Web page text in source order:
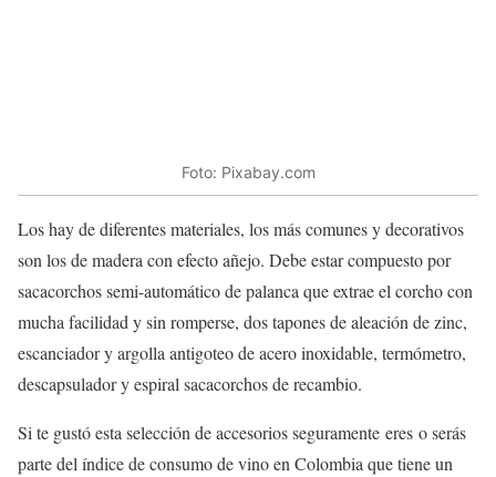
Foto: Pixabay.com
Los hay de diferentes materiales, los más comunes y decorativos
son los de madera con efecto añejo. Debe estar compuesto por
sacacorchos semi-automático de palanca que extrae el corcho con
mucha facilidad y sin romperse, dos tapones de aleación de zinc,
escanciador y argolla antigoteo de acero inoxidable, termómetro,
descapsulador y espiral sacacorchos de recambio.
Si te gustó esta selección de accesorios seguramente eres o serás
parte del índice de consumo de vino en Colombia que tiene un